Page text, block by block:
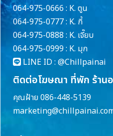
064-975-0666 : K. ตูน
064-975-0777 : K. กี้
064-975-0888 : K. เจี๊ยบ
064-975-0999 : K. มุก
LINE ID : @Chillpainai
ติดต่อโฆษณา ที่พัก ร้าน
คุณฝ้าย 086-448-5139